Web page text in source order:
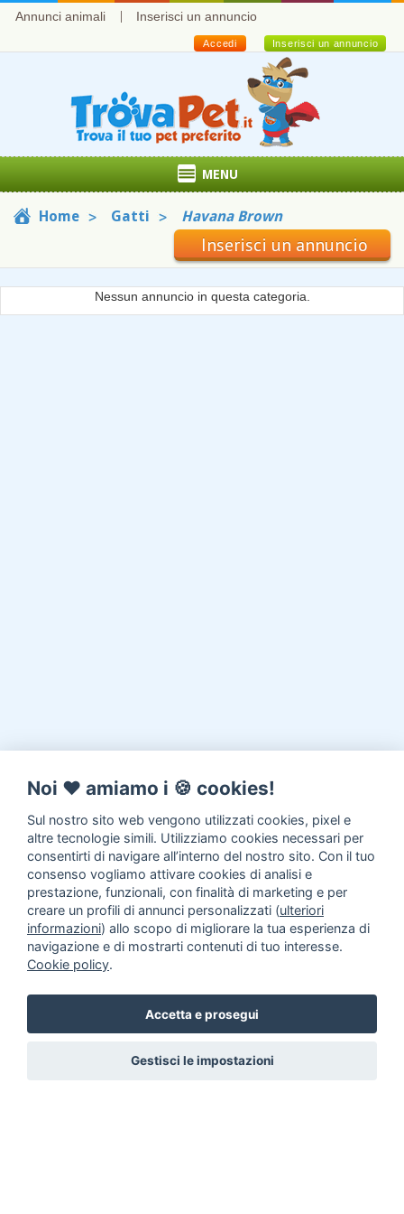
Annunci animali Inserisci un annuncio
Inserisci un annuncio
Accedi
MENU
Home Gatti Havana Brown
Inserisci un annuncio
Nessun annuncio in questa categoria.
Noi ♥️ amiamo i 🍪 cookies!
Sul nostro sito web vengono utilizzati cookies, pixel e
altre tecnologie simili. Utilizziamo cookies necessari per
consentirti di navigare all’interno del nostro sito. Con il tuo
consenso vogliamo attivare cookies di analisi e
prestazione, funzionali, con finalità di marketing e per
creare un profili di annunci personalizzati (ulteriori
informazioni) allo scopo di migliorare la tua esperienza di
navigazione e di mostrarti contenuti di tuo interesse.
Cookie policy.
Accetta e prosegui
Gestisci le impostazioni